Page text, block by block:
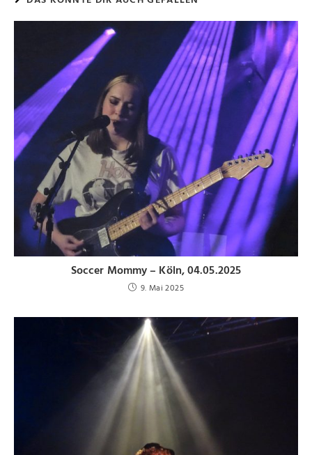
Soccer Mommy – Köln, 04.05.2025
9. Mai 2025